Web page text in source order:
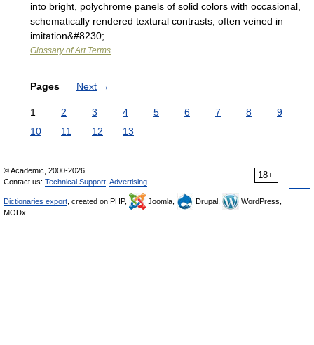
into bright, polychrome panels of solid colors with occasional,
schematically rendered textural contrasts, often veined in
imitation&#8230; …
Glossary of Art Terms
Pages Next →
1 2 3 4 5 6 7 8
9
10
11 12 13
18+
© Academic, 2000-2026
Contact us: Technical Support Advertising
Dictionaries export , created on PHP, Joomla, Drupal,
WordPress,
MODx.